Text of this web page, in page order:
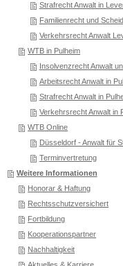
Strafrecht Anwalt in
Familienrecht und
Verkehrsrecht Anwalt
WTB in Pulheim
Insolvenzrecht Anwalt
Arbeitsrecht Anwalt in
Strafrecht Anwalt in
Verkehrsrecht Anwalt in
WTB Online
Düsseldorf - Anwalt für
Terminvertretung
Weitere Informationen
Honorar & Haftung
Rechtsschutzversichert
Fortbildung
Kooperationspartner
Nachhaltigkeit